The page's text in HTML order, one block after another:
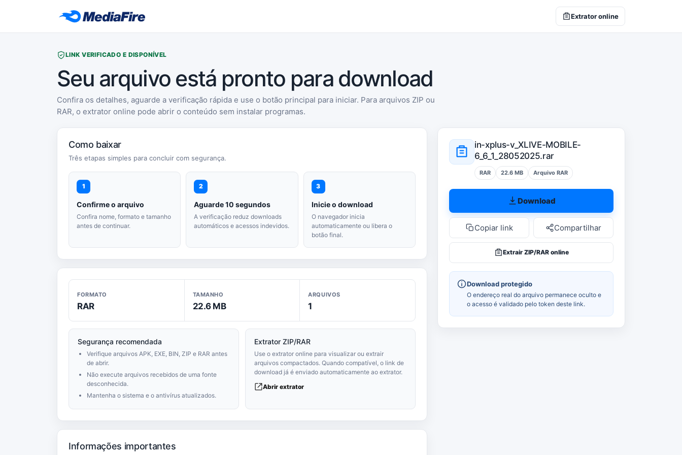
Extrator online
LINK VERIFICADO E DISPONÍVEL
Seu arquivo está pronto para download
Confira os detalhes, aguarde a verificação rápida e use o botão principal para iniciar. Para arquivos ZIP ou
RAR, o extrator online pode abrir o conteúdo sem instalar programas.
Como baixar
Três etapas simples para concluir com segurança.
1
Confirme o arquivo
Confira nome, formato e tamanho
antes de continuar.
2
Aguarde 10 segundos
A verificação reduz downloads
automáticos e acessos indevidos.
3
Inicie o download
O navegador inicia
automaticamente ou libera o
botão final.
FORMATO
RAR
TAMANHO
22.6 MB
ARQUIVOS
1
Segurança recomendada
Verifique arquivos APK, EXE, BIN, ZIP e RAR antes
de abrir.
Não execute arquivos recebidos de uma fonte
desconhecida.
Mantenha o sistema e o antivírus atualizados.
Extrator ZIP/RAR
Use o extrator online para visualizar ou extrair
arquivos compactados. Quando compatível, o link de
download já é enviado automaticamente ao extrator.
Abrir extrator
Informações importantes
in-xplus-v_XLIVE-MOBILE-
6_6_1_28052025.rar
RAR 22.6 MB Arquivo RAR
Download
Copiar link Compartilhar
Extrair ZIP/RAR online
Download protegido
O endereço real do arquivo permanece oculto e
o acesso é validado pelo token deste link.